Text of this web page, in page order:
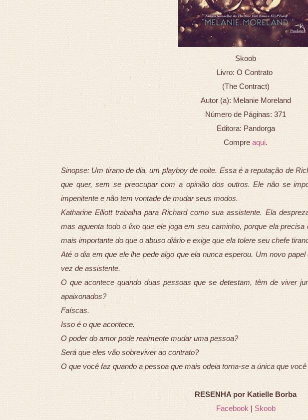
Skoob
Livro: O Contrato
(The Contract)
Autor (a): Melanie Moreland
Número de Páginas: 371
Editora: Pandorga
Compre aqui.
Sinopse: Um tirano de dia, um playboy de noite. Essa é a reputação de
que quer, sem se preocupar com a opinião dos outros. Ele não se
impenitente e não tem vontade de mudar seus modos.
Katharine Elliott trabalha para Richard como sua assistente. Ela
mas aguenta todo o lixo que ele joga em seu caminho, porque ela
mais importante do que o abuso diário e exige que ela tolere seu chefe
Até o dia em que ele lhe pede algo que ela nunca esperou. Um novo
vez de assistente.
O que acontece quando duas pessoas que se detestam, têm de viver
apaixonados?
Faíscas.
Isso é o que acontece.
O poder do amor pode realmente mudar uma pessoa?
Será que eles vão sobreviver ao contrato?
O que você faz quando a pessoa que mais odeia torna-se a única que
RESENHA por Katielle Borba
Facebook|Skoob